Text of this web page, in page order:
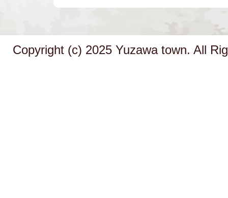
Copyright (c) 2025 Yuzawa town. All